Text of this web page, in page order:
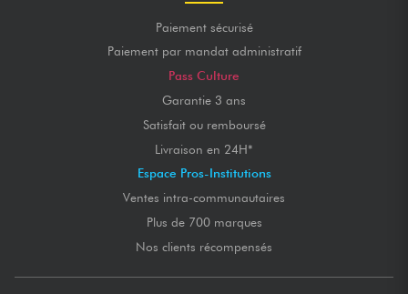
Paiement sécurisé
Paiement par mandat administratif
Pass Culture
Garantie 3 ans
Satisfait ou remboursé
Livraison en 24H*
Espace Pros-Institutions
Ventes intra-communautaires
Plus de 700 marques
Nos clients récompensés